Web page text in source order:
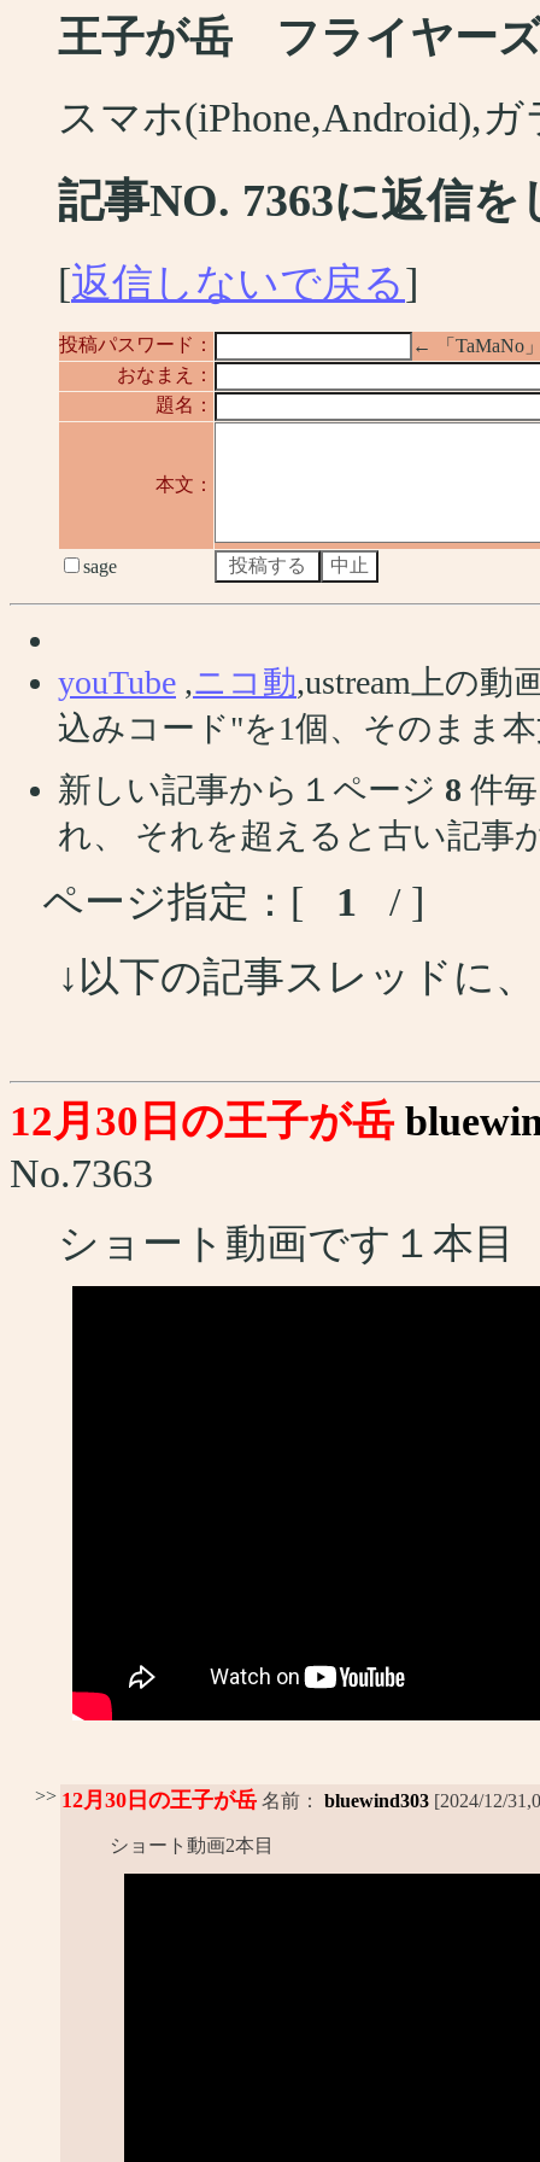
王子が岳 フライヤー
スマホ(iPhone,Android),
記事NO. 7363に返信
[返信しないで戻る]
投稿パスワード：
← 「TaMaNo
おなまえ：
題名：
本文：
sage
youTube ,ニコ動,ustream上の
込みコード"を1個、そのまま
新しい記事から１ページ 8 件
れ、 それを超えると古い記事
ページ指定：[ 1
/ ]
↓以下の記事スレッドに
12月30日の王子が岳
No.7363
ショート動画です１本目
>> 12月30日の王子が岳 名前： bluewind303 [2024/12/
ショート動画2本目